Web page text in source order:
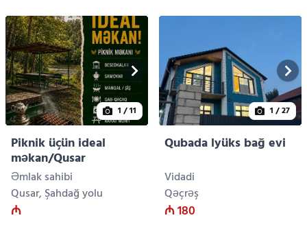
1 / 11
Piknik üçün ideal
məkan/Qusar
Əmlak sahibi
Qusar, Şahdağ yolu
₼
1 / 27
Qubada lyüks bağ evi
Vidadi
Qəçrəş
₼ 180